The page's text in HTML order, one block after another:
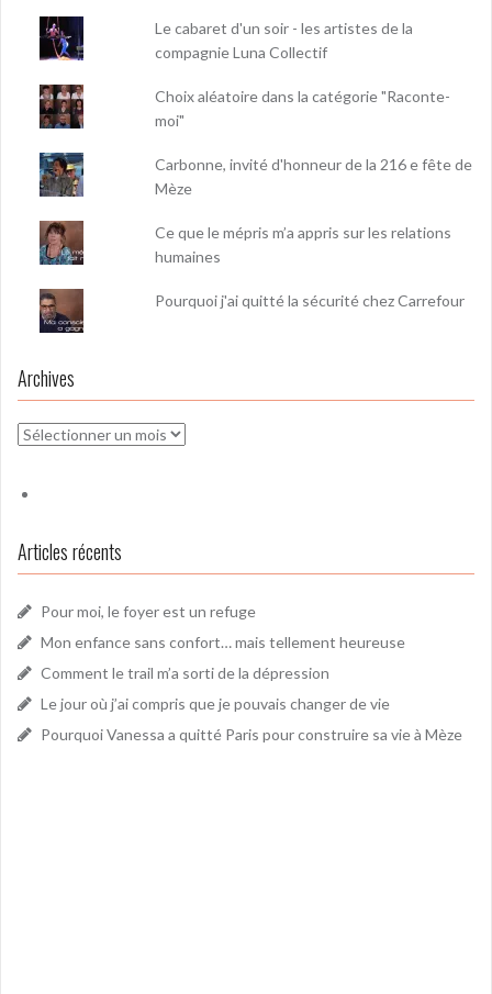
Le cabaret d'un soir - les artistes de la
compagnie Luna Collectif
Choix aléatoire dans la catégorie "Raconte-
moi"
Carbonne, invité d'honneur de la 216 e fête de
Mèze
Ce que le mépris m’a appris sur les relations
humaines
Pourquoi j'ai quitté la sécurité chez Carrefour
Archives
Archives
Articles récents
Pour moi, le foyer est un refuge
Mon enfance sans confort… mais tellement heureuse
Comment le trail m’a sorti de la dépression
Le jour où j’ai compris que je pouvais changer de vie
Pourquoi Vanessa a quitté Paris pour construire sa vie à Mèze